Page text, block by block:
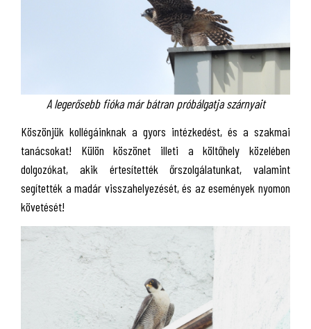
A legerősebb fióka már bátran próbálgatja szárnyait
Köszönjük kollégáinknak a gyors intézkedést, és a szakmai
tanácsokat! Külön köszönet illeti a költőhely közelében
dolgozókat, akik értesítették őrszolgálatunkat, valamint
segítették a madár visszahelyezését, és az események nyomon
követését!